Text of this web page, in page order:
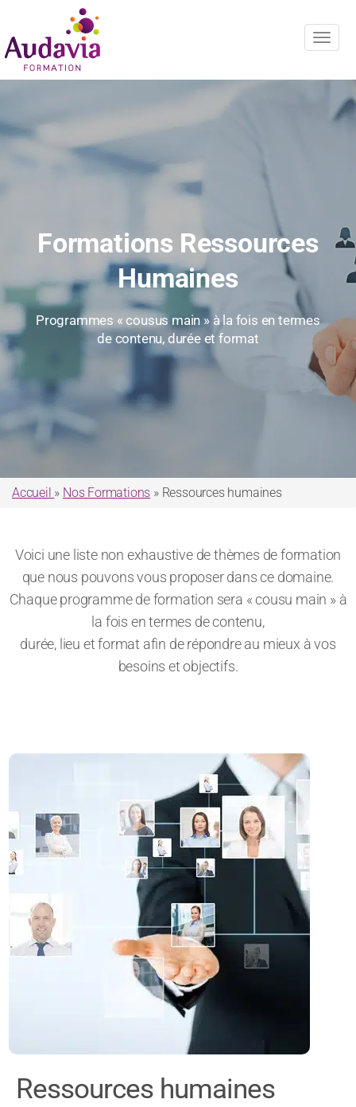
Formations Ressources
Humaines
Programmes « cousus main » à la fois en termes
de contenu, durée et format
Accueil » Nos Formations » Ressources humaines
Voici une liste non exhaustive de thèmes de formation
que nous pouvons vous proposer dans ce domaine.
Chaque programme de formation sera « cousu main » à
la fois en termes de contenu,
durée, lieu et format afin de répondre au mieux à vos
besoins et objectifs.
Ressources humaines